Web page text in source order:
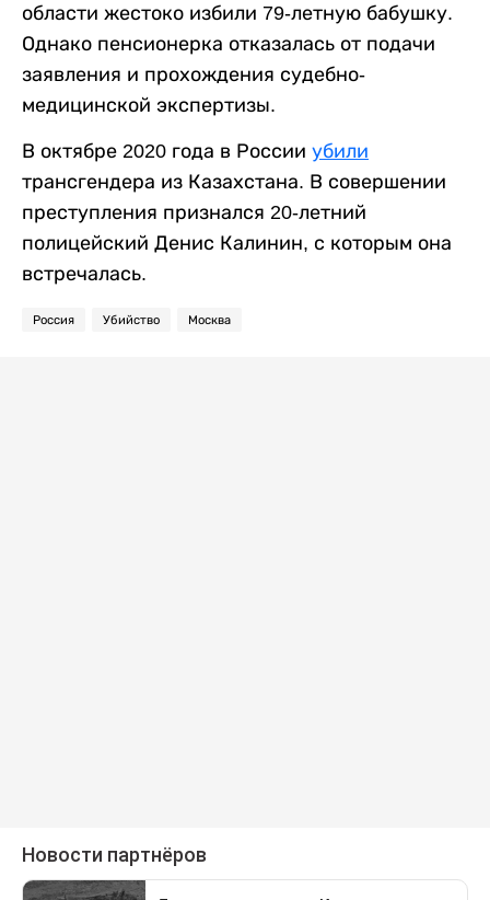
области жестоко избили 79-летную бабушку.
Однако пенсионерка отказалась от подачи
заявления и прохождения судебно-
медицинской экспертизы.
В октябре 2020 года в России убили
трансгендера из Казахстана. В совершении
преступления признался 20-летний
полицейский Денис Калинин, с которым она
встречалась.
Россия Убийство Москва